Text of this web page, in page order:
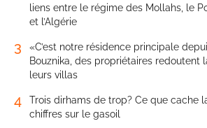
liens entre le régime des Mollahs, le
et l’Algérie
3
«C’est notre résidence principale
Bouznika, des propriétaires redoutent
leurs villas
4
Trois dirhams de trop? Ce que cache
chiffres sur le gasoil